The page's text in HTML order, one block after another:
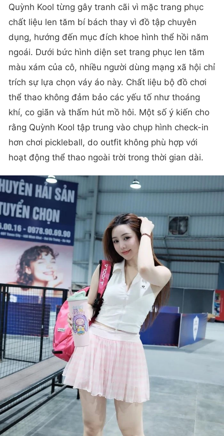
Quỳnh Kool từng gây tranh cãi vì mặc trang phục
chất liệu len tăm bí bách thay vì đồ tập chuyên
dụng, hướng đến mục đích khoe hình thể hồi năm
ngoái. Dưới bức hình diện set trang phục len tăm
màu xám của cô, nhiều người dùng mạng xã hội chỉ
trích sự lựa chọn váy áo này. Chất liệu bộ đồ chơi
thể thao không đảm bảo các yếu tố như thoáng
khí, co giãn và thấm hút mồ hôi. Một số ý kiến cho
rằng Quỳnh Kool tập trung vào chụp hình check-in
hơn chơi pickleball, do outfit không phù hợp với
hoạt động thể thao ngoài trời trong thời gian dài.